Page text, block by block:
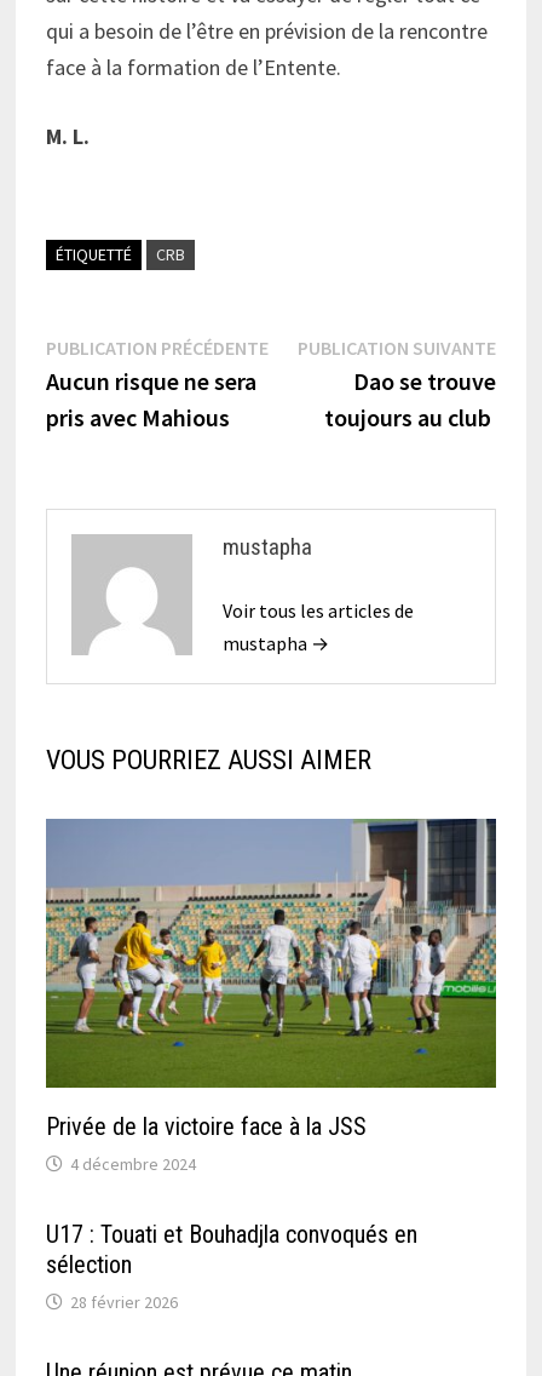
qui a besoin de l’être en prévision de la rencontre
face à la formation de l’Entente.
M. L.
ÉTIQUETTÉ CRB
Navigation
de
l’article
PUBLICATION PRÉCÉDENTEPublication
précédente :
Aucun risque ne sera
pris avec Mahious
PUBLICATION SUIVANTE
Dao se trouve
toujours au club
mustapha
Voir tous les articles de
mustapha →
VOUS POURRIEZ AUSSI AIMER
Privée de la victoire face à la JSS
4 décembre 2024
U17 : Touati et Bouhadjla convoqués en
sélection
28 février 2026